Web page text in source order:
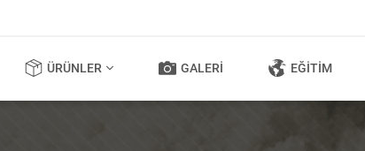
ÜRÜNLER GALERI EĞITIM